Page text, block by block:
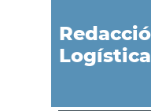
Logística